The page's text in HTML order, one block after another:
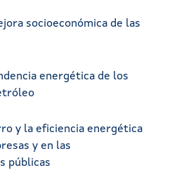
socioeconómica de las
energética de los
y la eficiencia energética
y en las
públicas